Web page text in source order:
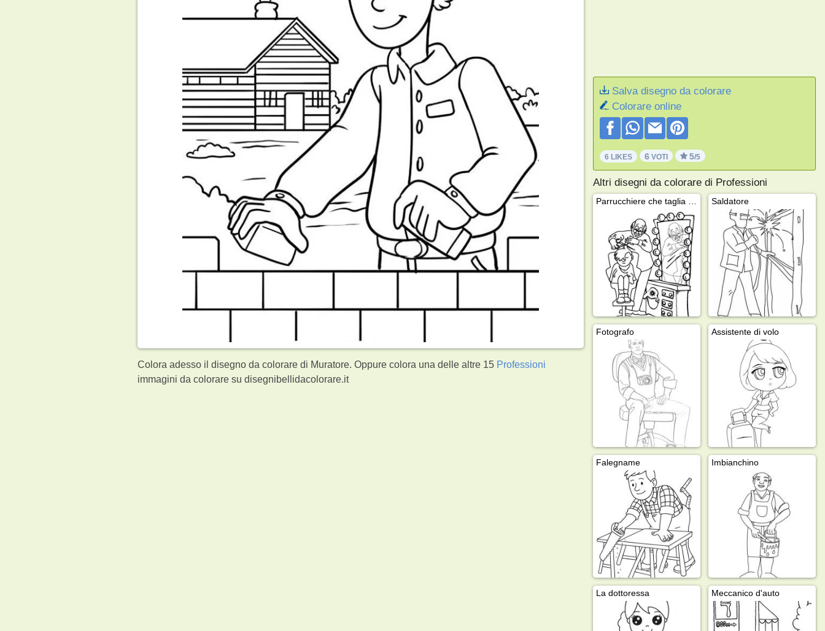
Colora adesso il disegno da colorare di Muratore. Oppure colora una delle altre 15 Professioni
immagini da colorare su disegnibellidacolorare.it
Salva disegno da colorare
Colorare online
6 LIKES 6VOTI 5/5
Altri disegni da colorare di Professioni
Saldatore
Fotografo Assistente di volo
Falegname Imbianchino
La dottoressa Meccanico d'auto